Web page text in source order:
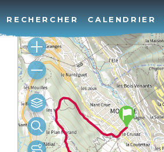
RECHERCHER CALENDRIER